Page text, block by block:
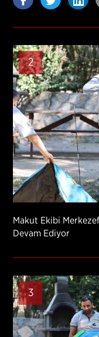
2
Makut Ekibi
Devam Ediyor
3